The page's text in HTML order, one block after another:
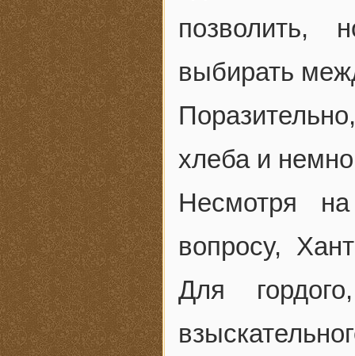
позволить,
выбирать
хлеба и
Несмотря
вопросу,
Для